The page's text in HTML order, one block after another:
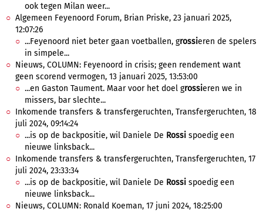
ook tegen Milan weer...
Algemeen Feyenoord Forum, Brian Priske, 23 januari 2025,
12:07:26
...Feyenoord niet beter gaan voetballen, grossieren de spelers
in simpele...
Nieuws, COLUMN: Feyenoord in crisis; geen rendement want
geen scorend vermogen, 13 januari 2025, 13:53:00
...en Gaston Taument. Maar voor het doel grossieren we in
missers, bar slechte...
Inkomende transfers & transfergeruchten, Transfergeruchten, 18
juli 2024, 09:14:24
...is op de backpositie, wil Daniele De Rossi spoedig een
nieuwe linksback...
Inkomende transfers & transfergeruchten, Transfergeruchten, 17
juli 2024, 23:33:34
...is op de backpositie, wil Daniele De Rossi spoedig een
nieuwe linksback...
Nieuws, COLUMN: Ronald Koeman, 17 juni 2024, 18:25:00